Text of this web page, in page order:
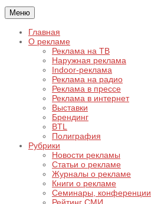
Меню
Главная
О рекламе
Реклама на ТВ
Наружная реклама
Indoor-реклама
Реклама на радио
Реклама в прессе
Реклама в интернет
Выставки
Брендинг
BTL
Полиграфия
Рубрики
Новости рекламы
Статьи о рекламе
Журналы о рекламе
Книги о рекламе
Семинары, конференции